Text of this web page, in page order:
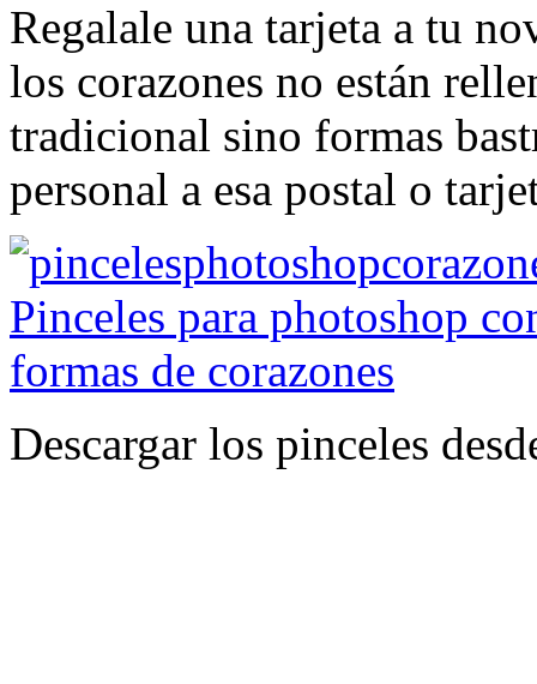
Regalale una tarjeta a tu
los corazones no están
tradicional sino formas
personal a esa postal o
Descargar los pinceles